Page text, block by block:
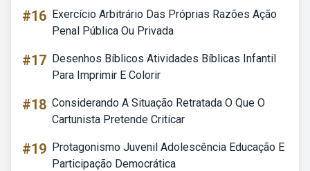
#16 Exercício Arbitrário Das Próprias Razões Ação
Penal Pública Ou Privada
#17 Desenhos Bíblicos Atividades Bíblicas Infantil
Para Imprimir E Colorir
#18 Considerando A Situação Retratada O Que O
Cartunista Pretende Criticar
#19 Protagonismo Juvenil Adolescência Educação E
Participação Democrática